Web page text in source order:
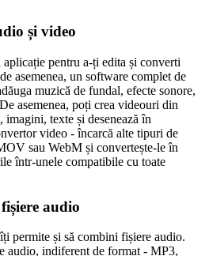
și video
pentru a-ți edita și converti
asemenea, un software complet de
muzică de fundal, efecte sonore,
asemenea, poți crea videouri din
imagini, texte și desenează în
video - încarcă alte tipuri de
sau WebM și convertește-le în
într-unele compatibile cu toate
audio
permite și să combini fișiere audio.
audio, indiferent de format - MP3,